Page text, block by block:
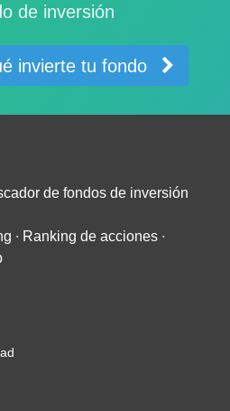
de inversión
invierte tu fondo
de fondos de inversión
∙ Ranking de acciones ∙